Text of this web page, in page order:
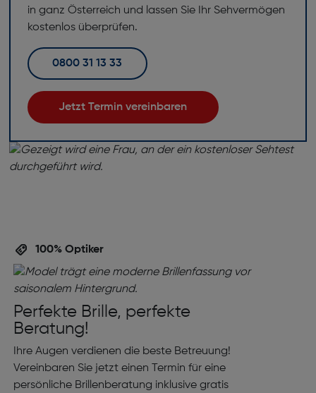
in ganz Österreich und lassen Sie Ihr Sehvermögen
kostenlos überprüfen.
0800 31 13 33
Jetzt Termin vereinbaren
100% Optiker
Perfekte Brille, perfekte
Beratung!
Ihre Augen verdienen die beste Betreuung!
Vereinbaren Sie jetzt einen Termin für eine
persönliche Brillenberatung inklusive gratis